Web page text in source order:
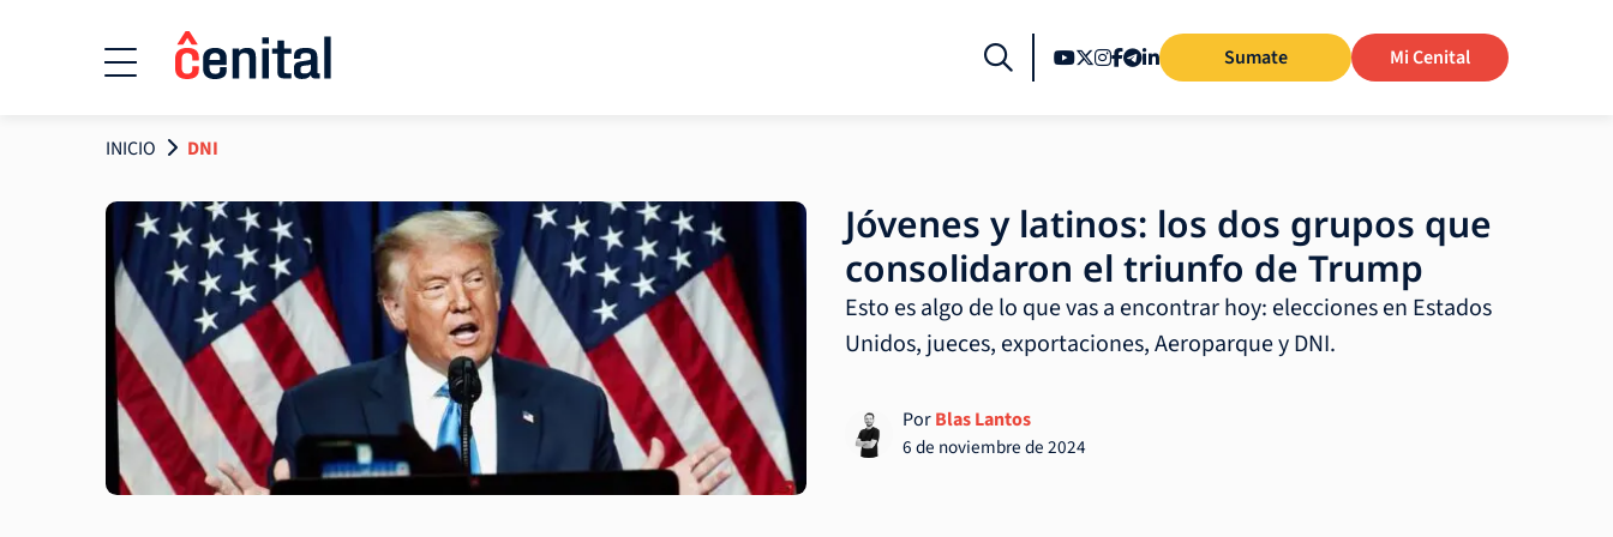
Sumate Mi Cenital
INICIO DNI
Jóvenes y latinos: los dos grupos que
consolidaron el triunfo de Trump
Esto es algo de lo que vas a encontrar hoy: elecciones en Estados
Unidos, jueces, exportaciones, Aeroparque y DNI.
PorBlas Lantos
6 de noviembre de 2024